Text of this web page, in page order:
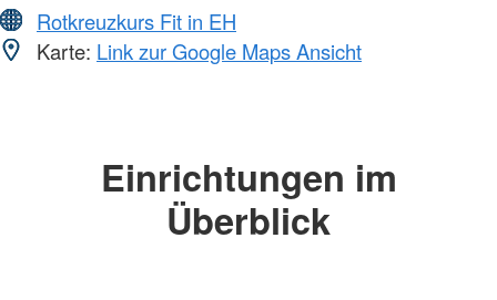
Rotkreuzkurs Fit in EH
Karte: Link zur Google Maps Ansicht
Einrichtungen im
Überblick